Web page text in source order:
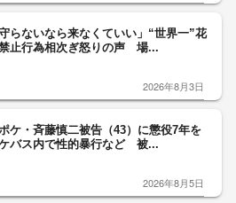
守らないなら来なくていい」“世界一”花
止行為相次ぎ怒りの声 場...
2026年8月3日
ケ・斉藤慎二被告（43）に懲役7年を
バス内で性的暴行など 被...
2026年8月5日